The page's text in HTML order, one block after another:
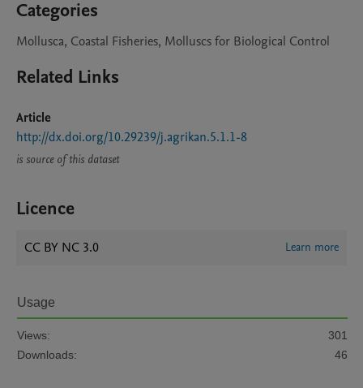
Categories
Mollusca, Coastal Fisheries, Molluscs for Biological Control
Related Links
Article
http://dx.doi.org/10.29239/j.agrikan.5.1.1-8
is source of this dataset
Licence
CC BY NC 3.0 Learn more
Usage
Views:
301
Downloads:
46